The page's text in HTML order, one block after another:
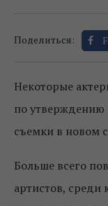
Поделиться:
Некоторые
по утверждению
съемки в новом
Больше всего
артистов,